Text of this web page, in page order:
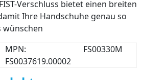
Verschluss bietet einen breiten
Ihre Handschuhe genau so
wünschen
MPN:
FS0037619.00002
FS00330M